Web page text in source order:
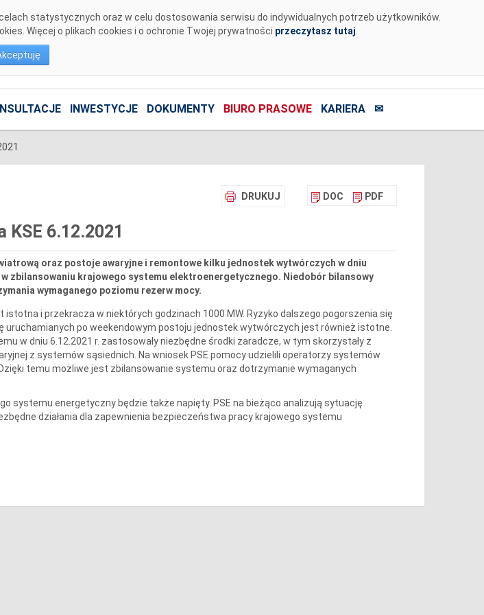
statystycznych oraz w celu dostosowania serwisu do indywidualnych potrzeb użytkowników.
Więcej o plikach cookies i o ochronie Twojej prywatności przeczytasz tutaj
INWESTYCJE DOKUMENTY BIURO PRASOWE KARIERA ✉
DRUKUJ DOC PDF
6.12.2021
oraz postoje awaryjne i remontowe kilku jednostek wytwórczych w dniu
w zbilansowaniu krajowego systemu elektroenergetycznego. Niedobór bilansowy
wymaganego poziomu rezerw mocy.
istotna i przekracza w niektórych godzinach 1000 MW. Ryzyko dalszego pogorszenia się
uruchamianych po weekendowym postoju jednostek wytwórczych jest również istotne.
w dniu 6.12.2021 r. zastosowały niezbędne środki zaradcze, w tym skorzystały z
z systemów sąsiednich. Na wniosek PSE pomocy udzielili operatorzy systemów
Dzięki temu możliwe jest zbilansowanie systemu oraz dotrzymanie wymaganych
systemu energetyczny będzie także napięty. PSE na bieżąco analizują sytuację
działania dla zapewnienia bezpieczeństwa pracy krajowego systemu